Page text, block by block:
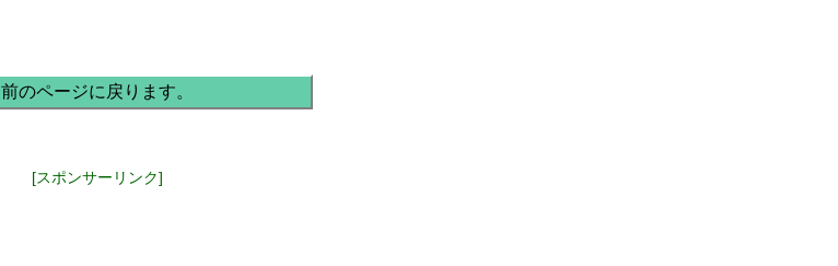
前のページに戻ります。
[スポンサーリンク]